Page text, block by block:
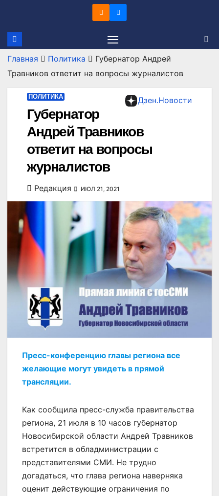
содержимому
Главная Политика
Губернатор Андрей
Травников ответит на вопросы журналистов
Дзен.Новости
ПОЛИТИКА
Губернатор
Андрей Травников
ответит на вопросы
журналистов
Редакция ИЮЛ 21, 2021
Пресс-конференцию главы региона все
желающие могут увидеть в прямой
трансляции.
Как сообщила пресс-служба правительства
региона, 21 июля в 10 часов губернатор
Новосибирской области Андрей Травников
встретится в обладминистрации с
представителями СМИ. Не трудно
догадаться, что глава региона наверняка
оценит действующие ограничения по